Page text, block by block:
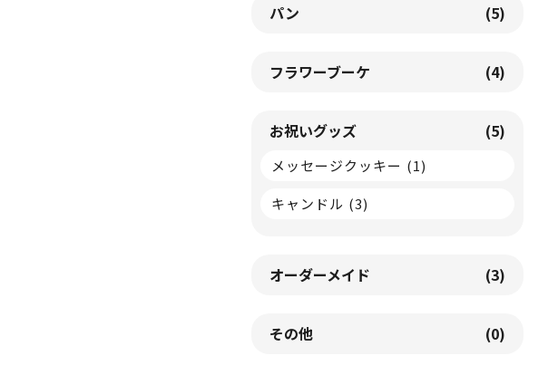
パン (5)
フラワーブーケ (4)
お祝いグッズ (5)
メッセージクッキー (1)
キャンドル (3)
オーダーメイド (3)
その他 (0)